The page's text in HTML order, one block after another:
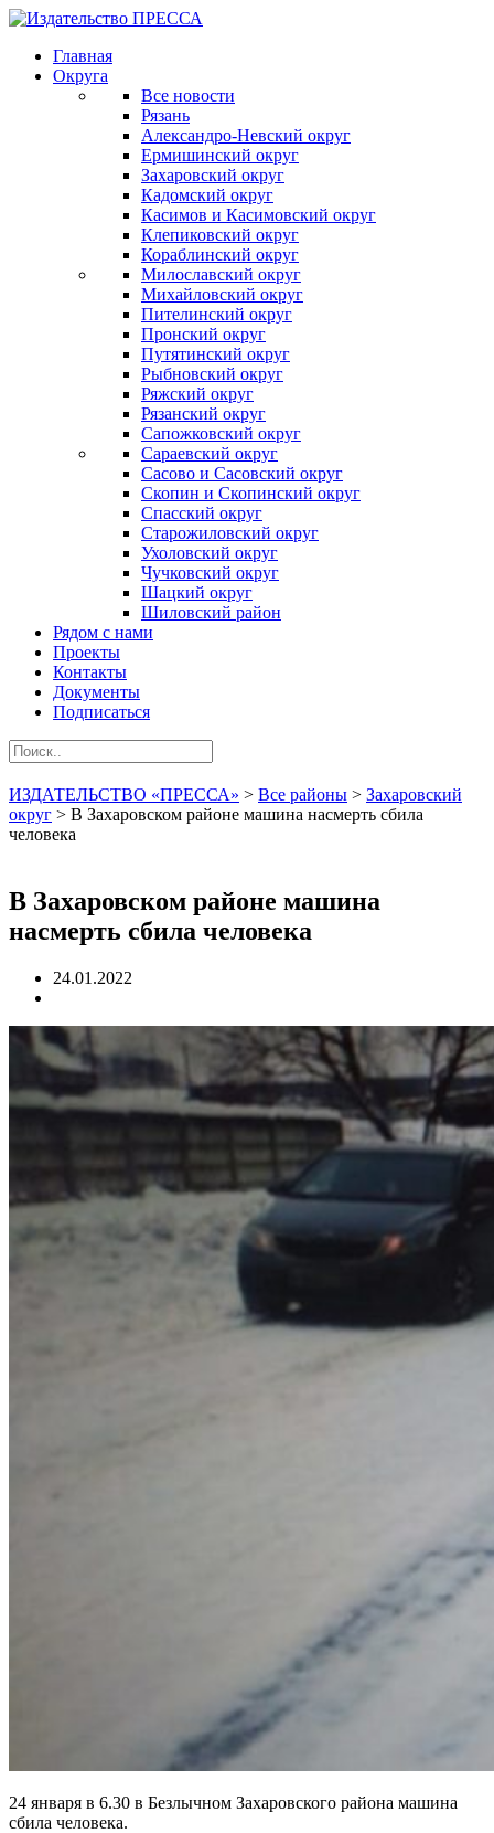
Главная
Округа
Все новости
Рязань
Александро-Невский округ
Ермишинский округ
Захаровский округ
Кадомский округ
Касимов и Касимовский округ
Клепиковский округ
Кораблинский округ
Милославский округ
Михайловский округ
Пителинский округ
Пронский округ
Путятинский округ
Рыбновский округ
Ряжский округ
Рязанский округ
Сапожковский округ
Сараевский округ
Сасово и Сасовский округ
Скопин и Скопинский округ
Спасский округ
Старожиловский округ
Ухоловский округ
Чучковский округ
Шацкий округ
Шиловский район
Рядом с нами
Проекты
Контакты
Документы
Подписаться
ИЗДАТЕЛЬСТВО «ПРЕССА» > Все районы > Захаровский
округ > В Захаровском районе машина насмерть сбила
человека
В Захаровском районе машина
насмерть сбила человека
24.01.2022
24 января в 6.30 в Безлычном Захаровского района машина
сбила человека.